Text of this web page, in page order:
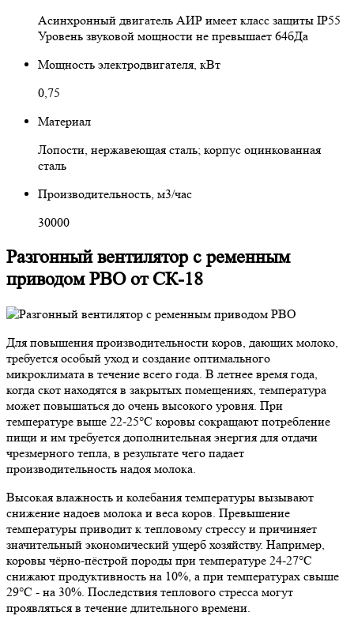
Асинхронный двигатель АИР имеет класс защиты IP55
Уровень звуковой мощности не превышает 64бДа
Мощность электродвигателя, кВт
0,75
Материал
Лопости, нержавеющая сталь; корпус оцинкованная
сталь
Производительность, м3/час
30000
Разгонный вентилятор с ременным
приводом PBO от СК-18
Для повышения производительности коров, дающих молоко,
требуется особый уход и создание оптимального
микроклимата в течение всего года. В летнее время года,
когда скот находятся в закрытых помещениях, температура
может повышаться до очень высокого уровня. При
температуре выше 22-25°C коровы сокращают потребление
пищи и им требуется дополнительная энергия для отдачи
чрезмерного тепла, в результате чего падает
производительность надоя молока.
Высокая влажность и колебания температуры вызывают
снижение надоев молока и веса коров. Превышение
температуры приводит к тепловому стрессу и причиняет
значительный экономический ущерб хозяйству. Например,
коровы чёрно-пёстрой породы при температуре 24-27°C
снижают продуктивность на 10%, а при температурах свыше
29°C - на 30%. Последствия теплового стресса могут
проявляться в течение длительного времени.